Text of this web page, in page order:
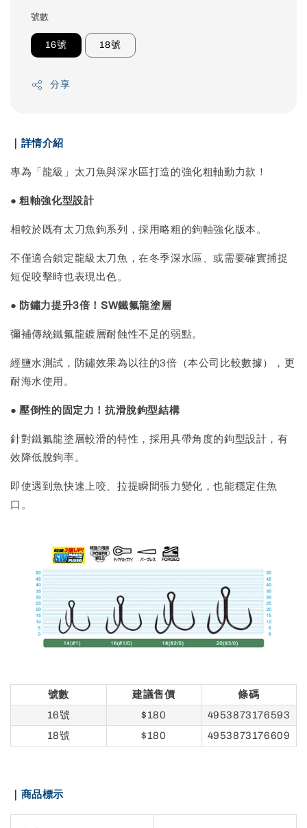
號數
16號 18號
分享
｜詳情介紹
專為「龍級」太刀魚與深水區打造的強化粗軸動力款！
● 粗軸強化型設計
相較於既有太刀魚鉤系列，採用略粗的鉤軸強化版本。
不僅適合鎖定龍級太刀魚，在冬季深水區、或需要確實捕捉
短促咬擊時也表現出色。
● 防鏽力提升3倍！SW鐵氟龍塗層
彌補傳統鐵氟龍鍍層耐蝕性不足的弱點。
經鹽水測試，防鏽效果為以往的3倍（本公司比較數據），更
耐海水使用。
● 壓倒性的固定力！抗滑脫鉤型結構
針對鐵氟龍塗層較滑的特性，採用具帶角度的鉤型設計，有
效降低脫鉤率。
即使遇到魚快速上咬、拉提瞬間張力變化，也能穩定住魚
口。
號數 建議售價
條碼
16號
$180
4953873176593
18號
$180 4953873176609
｜商品標示